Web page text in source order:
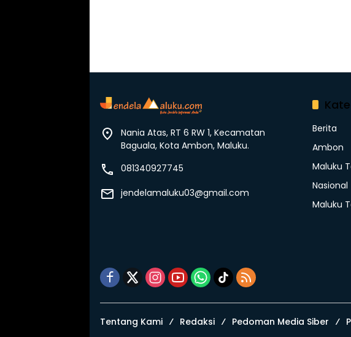
Nania Atas, RT 6 RW 1, Kecamatan
Baguala, Kota Ambon, Maluku.
081340927745
jendelamaluku03@gmail.com
Berita
Ambon
Maluku
Nasional
Maluku
Tentang Kami Redaksi Pedoman Media Siber